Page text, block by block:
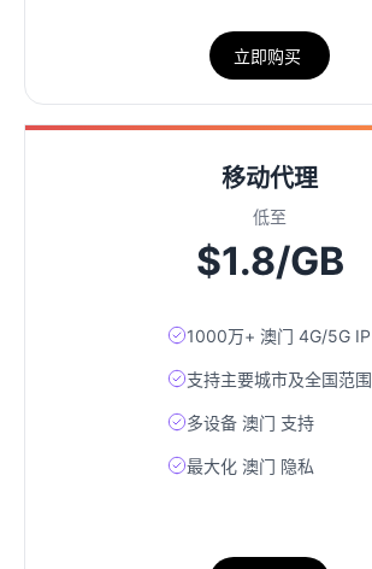
立即购买
移动代理
低至
$1.8/GB
1000万+ 澳门 4G/5G IP
支持主要城市及全国范围
多设备 澳门 支持
最大化 澳门 隐私